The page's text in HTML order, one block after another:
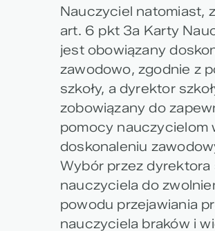
Nauczyciel natomiast,
art. 6 pkt 3a Karty
jest obowiązany
zawodowo, zgodnie z
szkoły, a dyrektor
zobowiązany do
pomocy nauczycielom
doskonaleniu
Wybór przez dyrektora
nauczyciela do
powodu przejawiania
nauczyciela braków i